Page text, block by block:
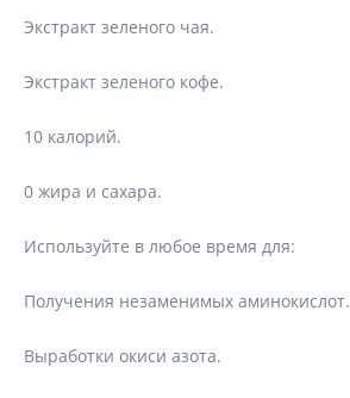
Экстракт зеленого чая.
Экстракт зеленого кофе.
10 калорий.
0 жира и сахара.
Используйте в любое время для:
Получения незаменимых аминокислот.
Выработки окиси азота.